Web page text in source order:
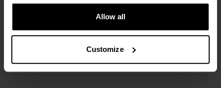
Allow all
Customize
Verbesserungsmaßnahmen haben, die Sie
Mehr lesen